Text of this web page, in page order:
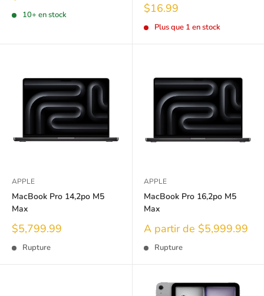
réduit
10+ en stock Prix
réduit
$16.99
Plus que 1 en stock
APPLE
MacBook Pro 14,2po M5
Max
Prix
réduit
$5,799.99
Rupture
APPLE
MacBook Pro 16,2po M5
Max
Prix
réduit
A partir de $5,999.99
Rupture